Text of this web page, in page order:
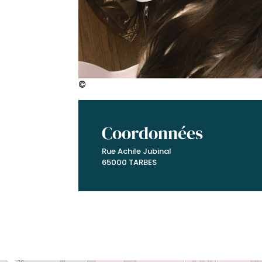
©
Coordonnées
Rue Achile Jubinal
65000 TARBES